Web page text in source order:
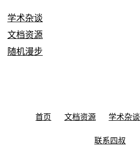
学术杂谈
文档资源
随机漫步
首页 文档资源 学术杂谈
联系四叔